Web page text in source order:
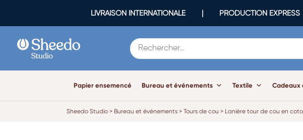
LIVRAISON INTERNATIONALE | PRODUCTION EXPRESS
Papier ensemencé Bureau et événements Textile Cadeaux
Sheedo Studio> Bureau et événements> Tours de cou > Lanière tour de cou en